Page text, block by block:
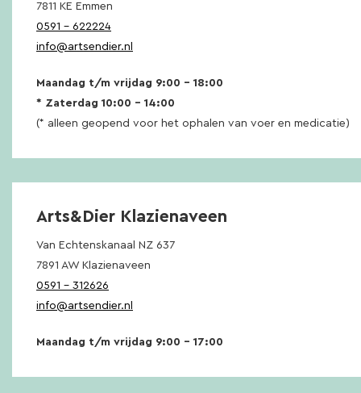
7811 KE Emmen
0591 – 622224
info@artsendier.nl
Maandag t/m vrijdag 9:00 – 18:00
* Zaterdag 10:00 – 14:00
(* alleen geopend voor het ophalen van voer en medicatie)
Arts&Dier Klazienaveen
Van Echtenskanaal NZ 637
7891 AW Klazienaveen
0591 – 312626
info@artsendier.nl
Maandag t/m vrijdag 9:00 – 17:00